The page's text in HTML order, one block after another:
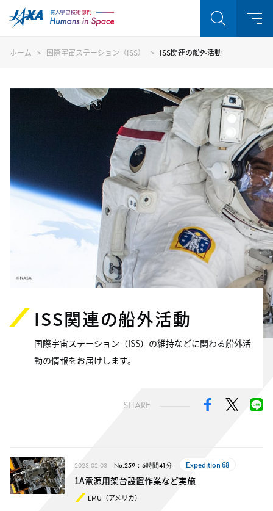
ホーム 国際宇宙ステーション（ISS） ISS関連の船外活動
ISS関連の船外活動
国際宇宙ステーション（ISS）の維持などに関わる船外活
動の情報をお届けします。
SHARE
2023.02.03 No.259：6時間41分 Expedition 68
1A電源用架台設置作業など実施
EMU（アメリカ）